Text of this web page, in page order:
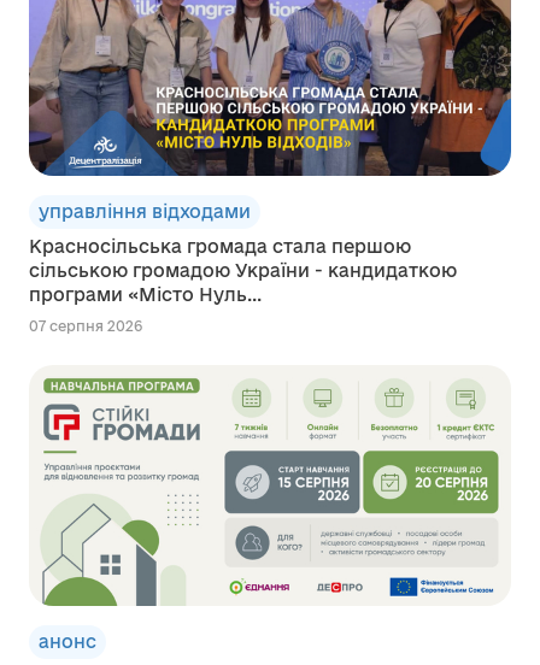
управління відходами
Красносільська громада стала першою
сільською громадою України - кандидаткою
програми «Місто Нуль...
07 серпня 2026
анонс